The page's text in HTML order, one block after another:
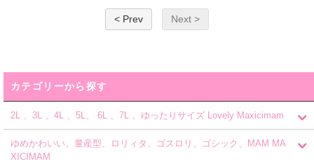
< Prev Next >
カテゴリーから探す
2L 、3L 、4L 、5L、 6L 、7L 、ゆったりサイズ Lovely Maxicimam
ゆめかわいい、量産型、ロリィタ、ゴスロリ、ゴシック、MAM MA
XICIMAM